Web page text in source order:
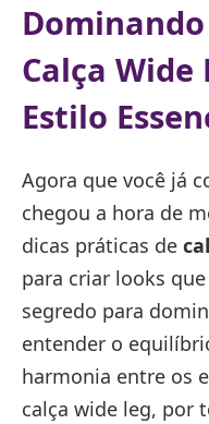
Calça Wide
Estilo
Agora que você já
chegou a hora de
dicas práticas de
para criar looks
segredo para
entender o
harmonia entre os
calça wide leg, por